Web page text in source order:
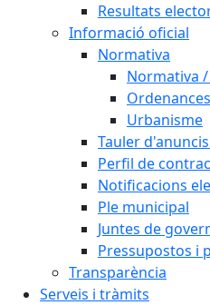
Resultats
Informació oficial
Normativa
Normativa
Urbanisme
Tauler
Perfil de
Notificacions
Ple municipal
Juntes de
Pressupostos i
Transparència
Serveis i tràmits